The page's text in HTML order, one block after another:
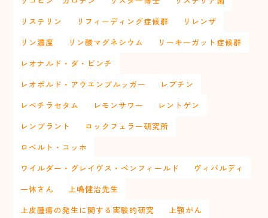
リステリン
リフィーディング症候群
リレンザ
リン濃度
リン酸マグネシウム
リーキーガット症候群
レオナルド・ダ・ビンチ
レオポルド・アウエンブルッガー
レプチン
レベチラセタム
レモンサワー
レントゲン
レンブラント
ロックフェラー研究所
ロベルト・コッホ
ワイルダー・グレイヴス・ペンフィールド
ヴィバルディ
一休さん
上嶋健治先生
上皮腫瘍の発生に関する実験的研究
上顎がん